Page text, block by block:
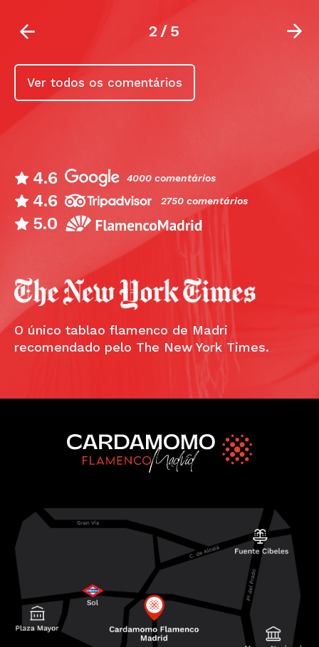
2/5
Ver todos os comentários
4.6 4000 comentários
4.6 2750 comentários
5.0
O único tablao flamenco de Madri
recomendado pelo The New York Times.